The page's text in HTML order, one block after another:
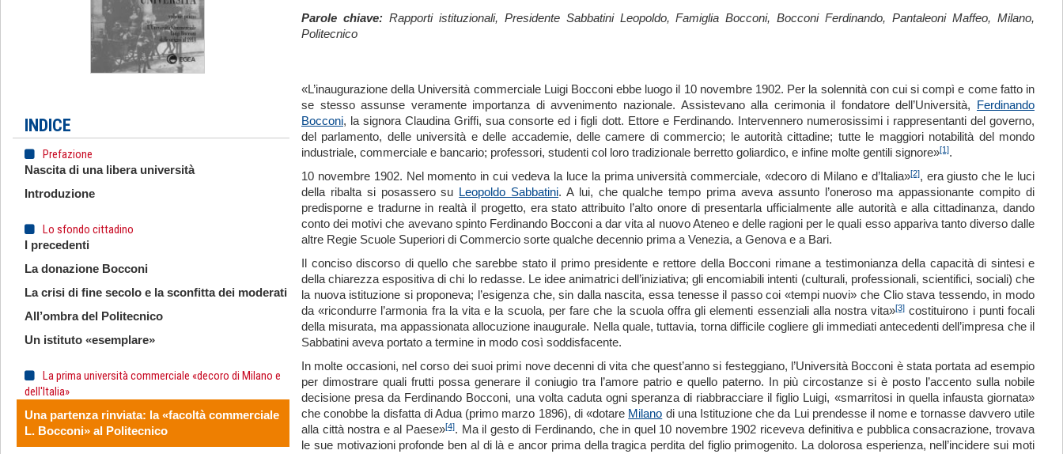
Parole chiave:Rapporti istituzionali, Presidente Sabbatini Leopoldo, Famiglia Bocconi, Bocconi Ferdinando, Pantaleoni Maffeo, Milano,
Politecnico
«L’inaugurazione della Università commerciale Luigi Bocconi ebbe luogo il 10 novembre 1902. Per la solennità con cui si compì e come fatto in
se stesso assunse veramente importanza di avvenimento nazionale. Assistevano alla cerimonia il fondatore dell’Università,
Ferdinando
Bocconi, la signora Claudina Griffi, sua consorte ed i figli dott. Ettore e Ferdinando. Intervennero numerosissimi i rappresentanti del governo,
del parlamento, delle università e delle accademie, delle camere di commercio; le autorità cittadine; tutte le maggiori notabilità del mondo
industriale, commerciale e bancario; professori, studenti col loro tradizionale berretto goliardico, e infine molte gentili signore»[1].
10 novembre 1902. Nel momento in cui vedeva la luce la prima università commerciale, «decoro di Milano e d’Italia»[2], era giusto che le luci
della ribalta si posassero su
Leopoldo Sabbatini. A lui, che qualche tempo prima aveva assunto l’oneroso ma appassionante compito di
predisporne e tradurne in realtà il progetto, era stato attribuito l’alto onore di presentarla ufficialmente alle autorità e alla cittadinanza, dando
conto dei motivi che avevano spinto Ferdinando Bocconi a dar vita al nuovo Ateneo e delle ragioni per le quali esso appariva tanto diverso dalle
altre Regie Scuole Superiori di Commercio sorte qualche decennio prima a Venezia, a Genova e a Bari.
Il conciso discorso di quello che sarebbe stato il primo presidente e rettore della Bocconi rimane a testimonianza della capacità di sintesi e
della chiarezza espositiva di chi lo redasse. Le idee animatrici dell’iniziativa; gli encomiabili intenti (culturali, professionali, scientifici, sociali) che
la nuova istituzione si proponeva; l’esigenza che, sin dalla nascita, essa tenesse il passo coi «tempi nuovi» che Clio stava tessendo, in modo
da «ricondurre l’armonia fra la vita e la scuola, per fare che la scuola offra gli elementi essenziali alla nostra vita»[3] costituirono i punti focali
della misurata, ma appassionata allocuzione inaugurale. Nella quale, tuttavia, torna difficile cogliere gli immediati antecedenti dell’impresa che il
Sabbatini aveva portato a termine in modo così soddisfacente.
In molte occasioni, nel corso dei suoi primi nove decenni di vita che quest’anno si festeggiano, l’Università Bocconi è stata portata ad esempio
per dimostrare quali frutti possa generare il coniugio tra l’amore patrio e quello paterno. In più circostanze si è posto l’accento sulla nobile
decisione presa da Ferdinando Bocconi, una volta caduta ogni speranza di riabbracciare il figlio Luigi, «smarritosi in quella infausta giornata»
che conobbe la disfatta di Adua (primo marzo 1896), di «dotare Milano di una Istituzione che da Lui prendesse il nome e tornasse davvero utile
alla città nostra e al Paese»[4]. Ma il gesto di Ferdinando, che in quel 10 novembre 1902 riceveva definitiva e pubblica consacrazione, trovava
le sue motivazioni profonde ben al di là e ancor prima della tragica perdita del figlio primogenito. La dolorosa esperienza, nell’incidere sui moti
INDICE
Prefazione
Nascita di una libera università
Introduzione
Lo sfondo cittadino
I precedenti
La donazione Bocconi
La crisi di fine secolo e la sconfitta dei moderati
All’ombra del Politecnico
Un istituto «esemplare»
La prima università commerciale «decoro di Milano e
dell'Italia»
Una partenza rinviata: la «facoltà commerciale
L. Bocconi» al Politecnico